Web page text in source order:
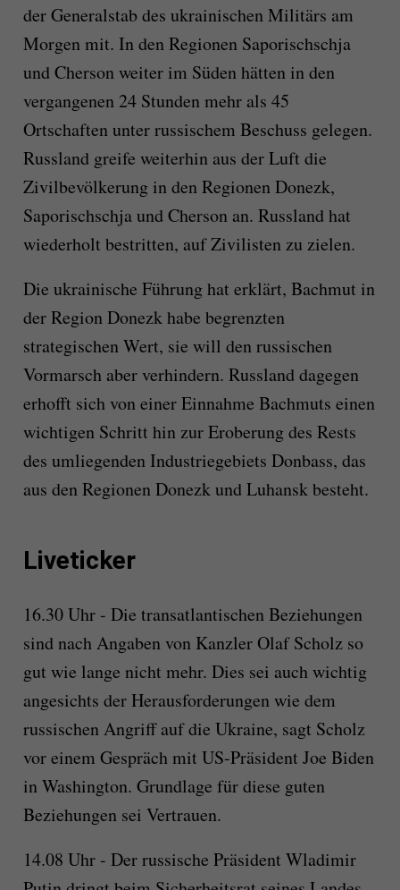
der Generalstab des ukrainischen Militärs am
Morgen mit. In den Regionen Saporischschja
und Cherson weiter im Süden hätten in den
vergangenen 24 Stunden mehr als 45
Ortschaften unter russischem Beschuss gelegen.
Russland greife weiterhin aus der Luft die
Zivilbevölkerung in den Regionen Donezk,
Saporischschja und Cherson an. Russland hat
wiederholt bestritten, auf Zivilisten zu zielen.
Die ukrainische Führung hat erklärt, Bachmut in
der Region Donezk habe begrenzten
strategischen Wert, sie will den russischen
Vormarsch aber verhindern. Russland dagegen
erhofft sich von einer Einnahme Bachmuts einen
wichtigen Schritt hin zur Eroberung des Rests
des umliegenden Industriegebiets Donbass, das
aus den Regionen Donezk und Luhansk besteht.
Liveticker
16.30 Uhr - Die transatlantischen Beziehungen
sind nach Angaben von Kanzler Olaf Scholz so
gut wie lange nicht mehr. Dies sei auch wichtig
angesichts der Herausforderungen wie dem
russischen Angriff auf die Ukraine, sagt Scholz
vor einem Gespräch mit US-Präsident Joe Biden
in Washington. Grundlage für diese guten
Beziehungen sei Vertrauen.
14.08 Uhr - Der russische Präsident Wladimir